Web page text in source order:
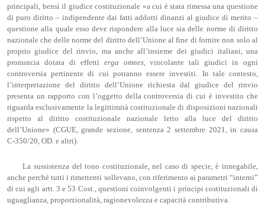
principali, bensì il giudice costituzionale «a cui è stata rimessa una questione
di puro diritto – indipendente dai fatti addotti dinanzi al giudice di merito –
questione alla quale esso deve rispondere alla luce sia delle norme di diritto
nazionale che delle norme del diritto dell’Unione al fine di fornire non solo al
proprio giudice del rinvio, ma anche all’insieme dei giudici italiani, una
pronuncia dotata di effetti erga omnes, vincolante tali giudici in ogni
controversia pertinente di cui potranno essere investiti. In tale contesto,
l’interpretazione del diritto dell’Unione richiesta dal giudice del rinvio
presenta un rapporto con l’oggetto della controversia di cui è investito che
riguarda esclusivamente la legittimità costituzionale di disposizioni nazionali
rispetto al diritto costituzionale nazionale letto alla luce del diritto
dell’Unione» (CGUE, grande sezione, sentenza 2 settembre 2021, in causa
C‑350/20, OD. e altri).
La sussistenza del tono costituzionale, nel caso di specie, è innegabile,
anche perché tutti i rimettenti sollevano, con riferimento ai parametri “interni”
di cui agli artt. 3 e 53 Cost., questioni coinvolgenti i principi costituzionali di
uguaglianza, proporzionalità, ragionevolezza e capacità contributiva.